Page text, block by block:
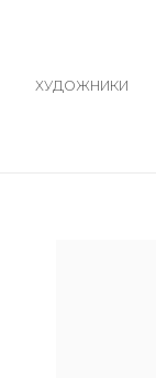
ХУДОЖНИКИ